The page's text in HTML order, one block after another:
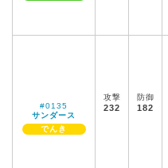
#0135
サンダース
でんき
攻撃
232
防御
182